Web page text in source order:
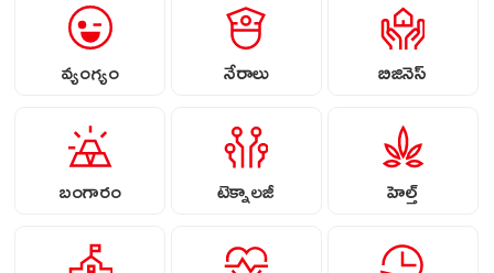
వ్యంగ్యం నేరాలు బిజినెస్
బంగారం టెక్నాలజీ హెల్త్